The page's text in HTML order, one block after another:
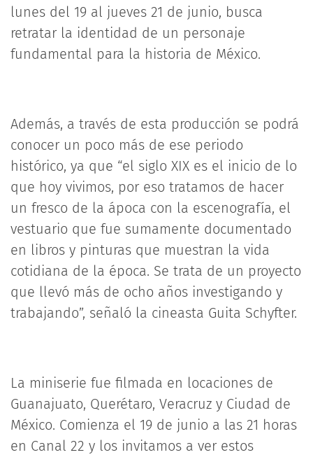
lunes del 19 al jueves 21 de junio, busca
retratar la identidad de un personaje
fundamental para la historia de México.
Además, a través de esta producción se podrá
conocer un poco más de ese periodo
histórico, ya que “el siglo XIX es el inicio de lo
que hoy vivimos, por eso tratamos de hacer
un fresco de la ápoca con la escenografía, el
vestuario que fue sumamente documentado
en libros y pinturas que muestran la vida
cotidiana de la época. Se trata de un proyecto
que llevó más de ocho años investigando y
trabajando”, señaló la cineasta Guita Schyfter.
La miniserie fue filmada en locaciones de
Guanajuato, Querétaro, Veracruz y Ciudad de
México. Comienza el 19 de junio a las 21 horas
en Canal 22 y los invitamos a ver estos